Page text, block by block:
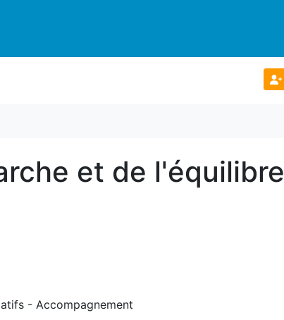
et de l'équilibre
- Accompagnement